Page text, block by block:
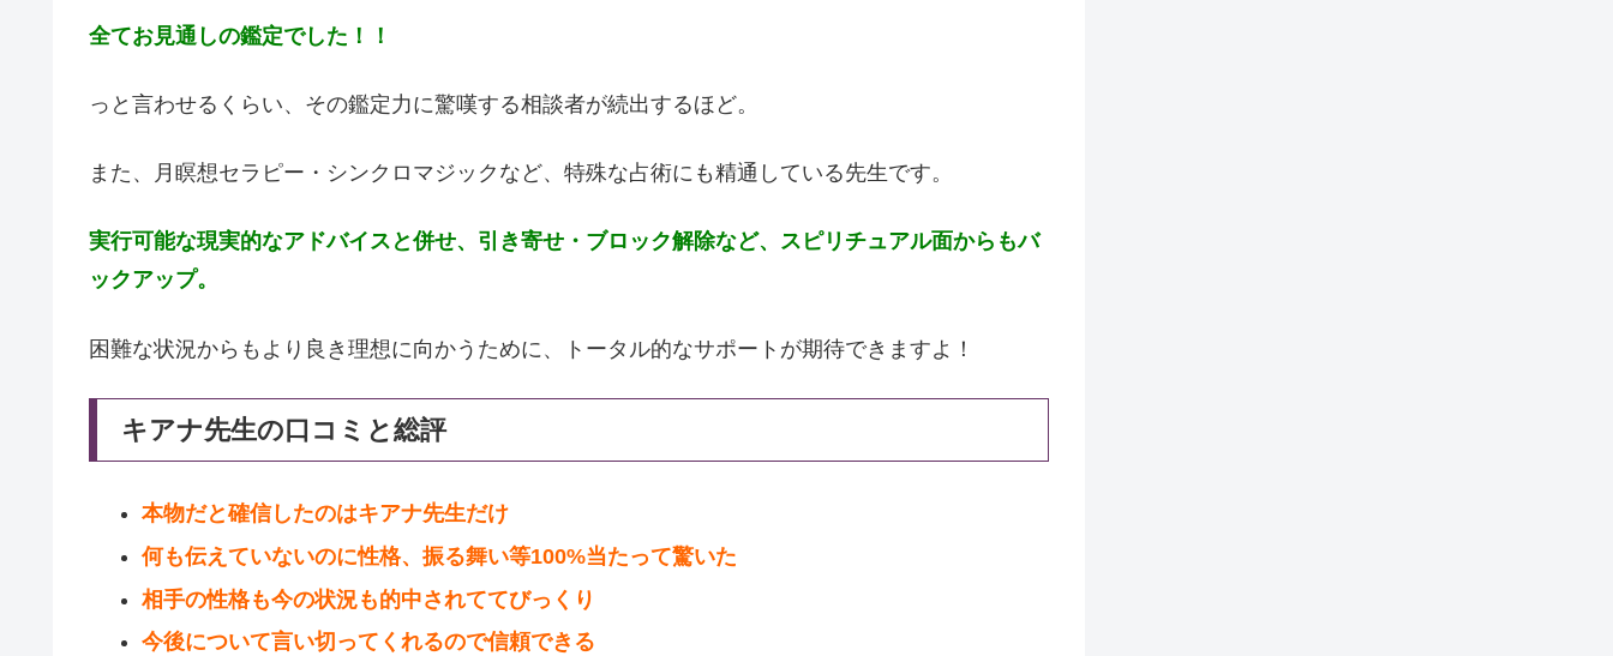
全てお見通しの鑑定でした！！
っと言わせるくらい、その鑑定力に驚嘆する相談者が続出するほど。
また、月瞑想セラピー・シンクロマジックなど、特殊な占術にも精通している先生です。
実行可能な現実的なアドバイスと併せ、引き寄せ・ブロック解除など、スピリチュアル面からもバ
ックアップ。
困難な状況からもより良き理想に向かうために、トータル的なサポートが期待できますよ！
キアナ先生の口コミと総評
本物だと確信したのはキアナ先生だけ
何も伝えていないのに性格、振る舞い等100%当たって驚いた
相手の性格も今の状況も的中されててびっくり
今後について言い切ってくれるので信頼できる